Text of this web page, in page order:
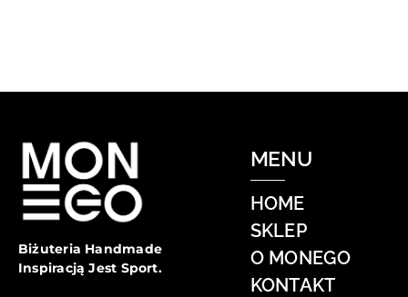
Biżuteria Handmade
Inspiracją Jest Sport.
MENU
HOME
SKLEP
O MONEGO
KONTAKT